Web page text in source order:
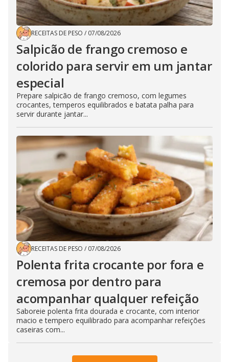
RECEITAS DE PESO / 07/08/2026
Salpicão de frango cremoso e
colorido para servir em um jantar
especial
Prepare salpicão de frango cremoso, com legumes
crocantes, temperos equilibrados e batata palha para
servir durante jantar...
RECEITAS DE PESO / 07/08/2026
Polenta frita crocante por fora e
cremosa por dentro para
acompanhar qualquer refeição
Saboreie polenta frita dourada e crocante, com interior
macio e tempero equilibrado para acompanhar refeições
caseiras com...